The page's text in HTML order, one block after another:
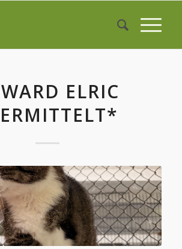
ELRIC